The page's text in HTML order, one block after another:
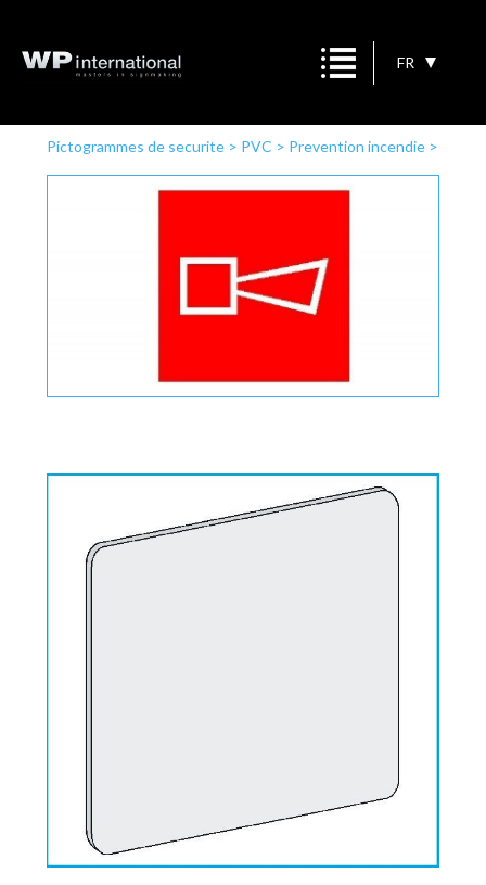
FR
Pictogrammes de securite> PVC > Prevention incendie>